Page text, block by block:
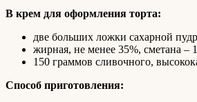
В крем для оформления торта:
две больших ложки сахарной
жирная, не менее 35%, сметана –
150 граммов сливочного,
Способ приготовления: